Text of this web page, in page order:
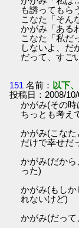
も誘っても
こなた「そん
かがみ「ある
こなた「私だ
しないよ、だ
だって、すご
151 名前： 以下
投稿日：2008/
かがみ(その時
ちっとも考え
かがみ(こな
だけで幸せだ
かがみ(だか
った)
かがみ(もし
れないけど)
かがみ(だっ